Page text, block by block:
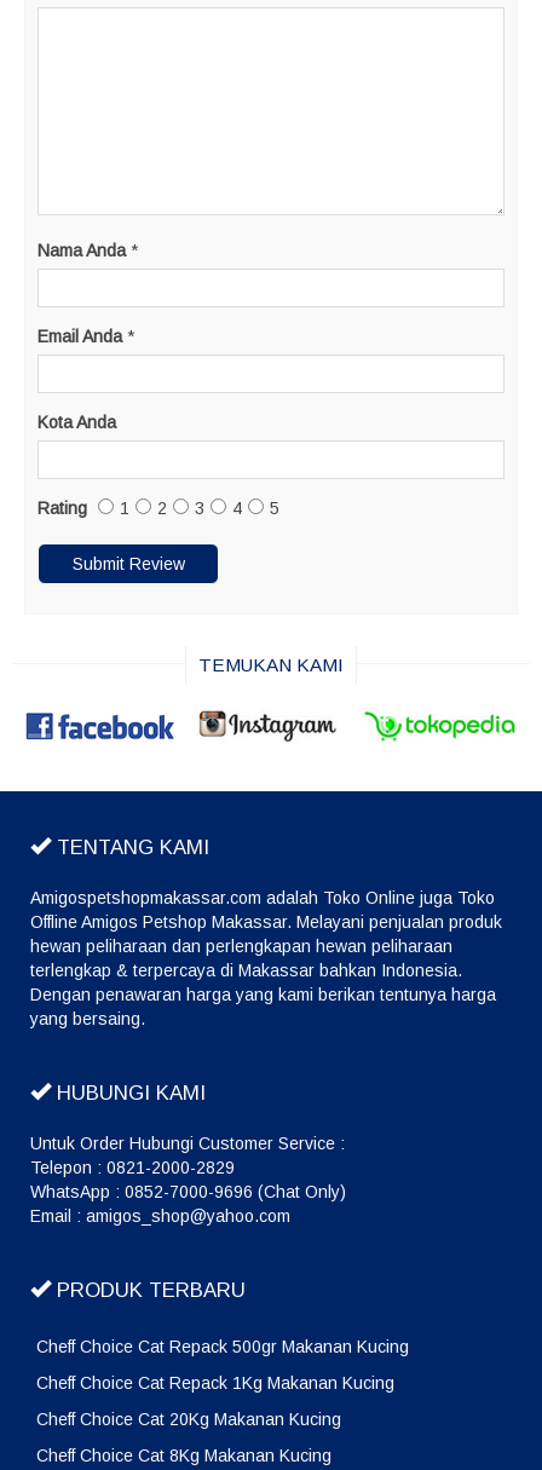
Nama Anda *
Email Anda *
Kota Anda
Rating 1 2 3 4 5
TEMUKAN KAMI
TENTANG KAMI
Amigospetshopmakassar.com adalah Toko Online juga Toko
Offline Amigos Petshop Makassar. Melayani penjualan produk
hewan peliharaan dan perlengkapan hewan peliharaan
terlengkap & terpercaya di Makassar bahkan Indonesia.
Dengan penawaran harga yang kami berikan tentunya harga
yang bersaing.
HUBUNGI KAMI
Untuk Order Hubungi Customer Service :
Telepon : 0821-2000-2829
WhatsApp : 0852-7000-9696 (Chat Only)
Email : amigos_shop@yahoo.com
PRODUK TERBARU
Cheff Choice Cat Repack 500gr Makanan Kucing
Cheff Choice Cat Repack 1Kg Makanan Kucing
Cheff Choice Cat 20Kg Makanan Kucing
Cheff Choice Cat 8Kg Makanan Kucing